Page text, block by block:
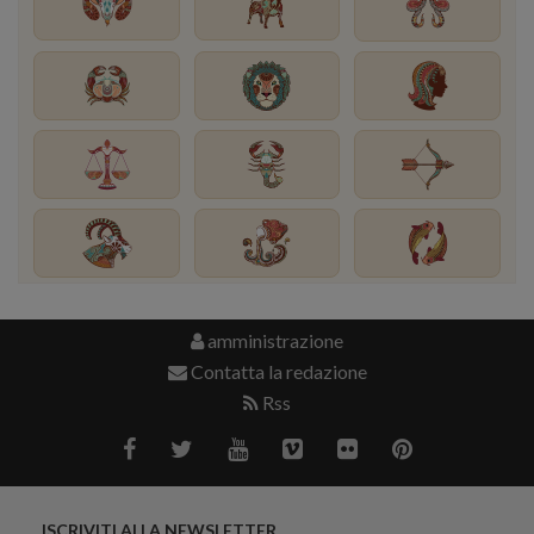
amministrazione
Contatta la redazione
Rss
ISCRIVITI ALLA NEWSLETTER